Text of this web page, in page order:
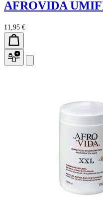
AFROVIDA
11,95 €